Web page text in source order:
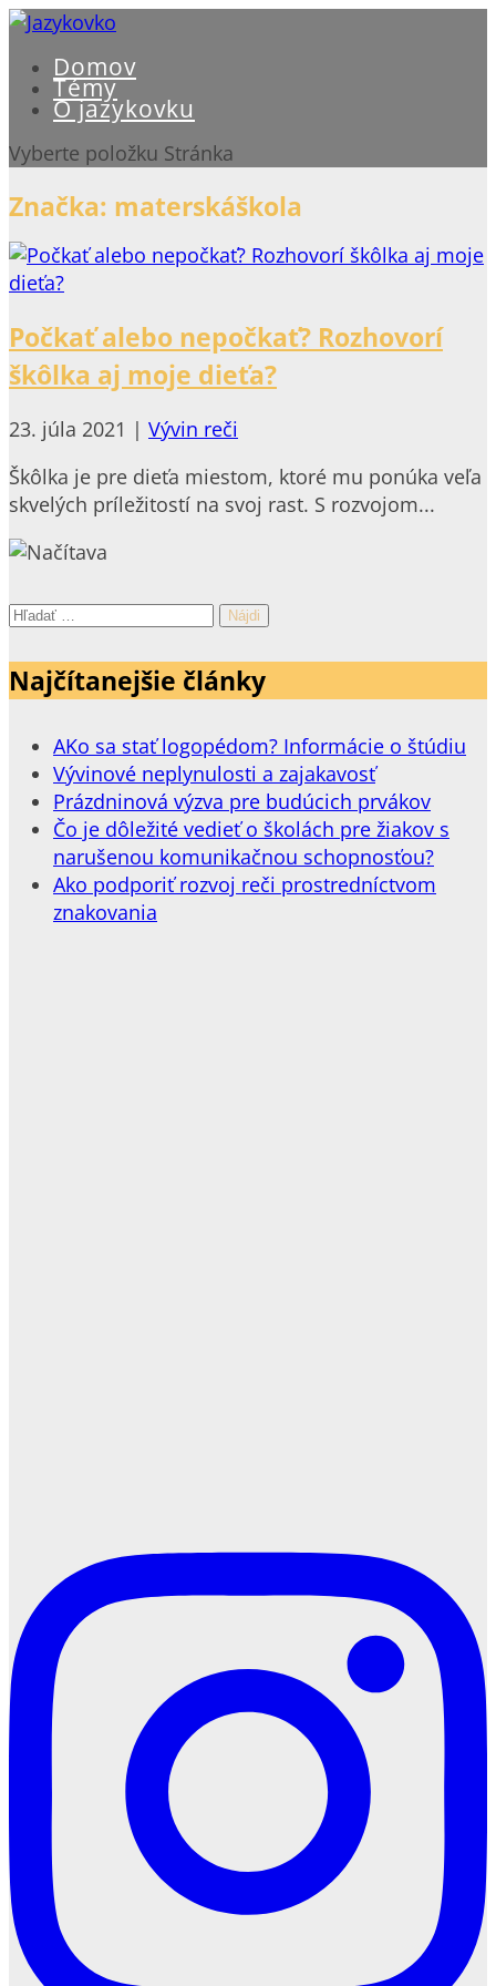
Domov
Témy
O jazykovku
Vyberte položku Stránka
Značka: materskáškola
Počkať alebo nepočkať? Rozhovorí
škôlka aj moje dieťa?
23. júla 2021 | Vývin reči
Škôlka je pre dieťa miestom, ktoré mu ponúka veľa
skvelých príležitostí na svoj rast. S rozvojom...
Hľadať:
Najčítanejšie články
AKo sa stať logopédom? Informácie o štúdiu
Vývinové neplynulosti a zajakavosť
Prázdninová výzva pre budúcich prvákov
Čo je dôležité vedieť o školách pre žiakov s
narušenou komunikačnou schopnosťou?
Ako podporiť rozvoj reči prostredníctvom
znakovania